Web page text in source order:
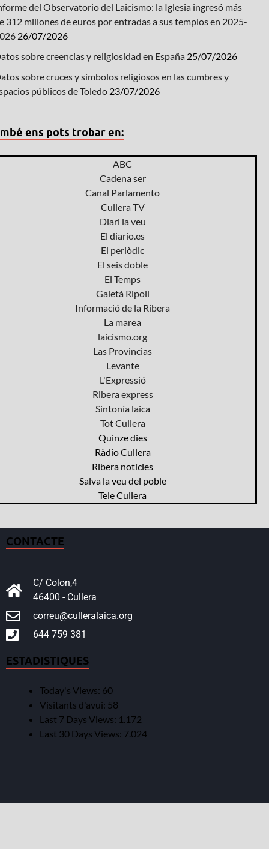
del Observatorio del Laicismo: la Iglesia ingresó más
312 millones de euros por entradas a sus templos en 2025-
26/07/2026
sobre creencias y religiosidad en España 25/07/2026
sobre cruces y símbolos religiosos en las cumbres y
públicos de Toledo 23/07/2026
ens pots trobar en:
ABC
Cadena ser
Canal Parlamento
Cullera TV
Diari la veu
El diario.es
El periòdic
El seis doble
El Temps
Gaietà Ripoll
Informació de la Ribera
La marea
laicismo.org
Las Provincias
Levante
L'Expressió
Ribera express
Sintonía laica
Tot Cullera
Quinze dies
Ràdio Cullera
Ribera notícies
Salva la veu del poble
Tele Cullera
CONTACTE
C/ Colon,4
46400 - Cullera
correu@culleralaica.org
644 759 381
ESTADISTIQUES
Today's Views: 60
Visitants d'avui: 58
Last 7 Days Views: 1.172
Last 30 Days Views: 7.024